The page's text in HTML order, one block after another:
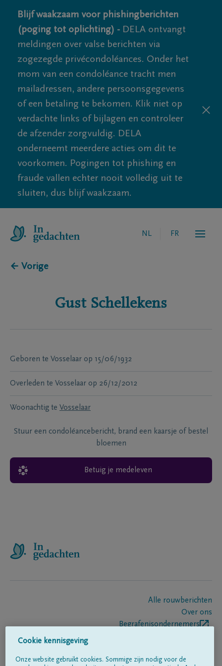
Blijf waakzaam voor phishingberichten
(poging tot oplichting) - DELA ontvangt
meldingen over valse berichten via
zogezegde privécondoléances. Onder het
mom van een condoléance tracht men
mailadressen, andere persoonsgegevens
of een betaling te bekomen. Klik niet op
verdachte links of bijlagen en controleer
de afzender zorgvuldig. DELA
onderneemt meerdere acties om dit te
voorkomen. Pogingen tot phishing en
fraude vallen echter nooit volledig uit te
sluiten, dus blijf waakzaam.
NL FR
← Vorige
Gust Schellekens
Geboren te Vosselaar op 15/06/1932
Overleden te Vosselaar op 26/12/2012
Woonachtig te Vosselaar
Stuur een condoléancebericht, brand een kaarsje of bestel
bloemen
Betuig je medeleven
Alle rouwberichten
Over ons
Begrafenisondernemers
Cookie kennisgeving
Onze website gebruikt cookies. Sommige zijn nodig voor de